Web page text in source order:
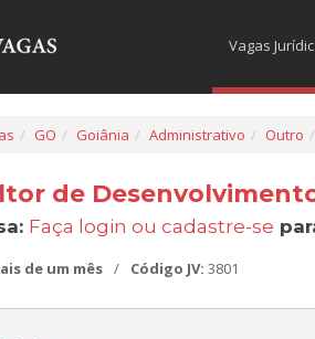
Vagas
GO Goiânia Administrativo Outro
de
Faça login ou cadastre-se
de um mês / Código JV: 3801